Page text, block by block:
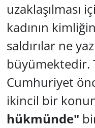
uzaklaşılması
kadının
saldırılar ne
büyümektedir.
Cumhuriyet
ikincil bir
hükmünde"